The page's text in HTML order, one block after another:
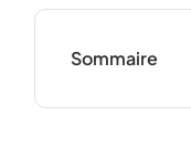
Sommaire